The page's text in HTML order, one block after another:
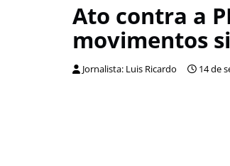
Ato contra a
movimentos
Jornalista: Luis Ricardo 14 de